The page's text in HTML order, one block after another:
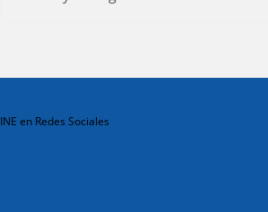
INE en Redes Sociales